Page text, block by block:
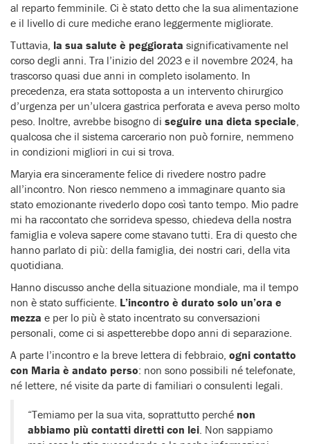
al reparto femminile. Ci è stato detto che la sua alimentazione
e il livello di cure mediche erano leggermente migliorate.
Tuttavia, la sua salute è peggiorata significativamente nel
corso degli anni. Tra l’inizio del 2023 e il novembre 2024, ha
trascorso quasi due anni in completo isolamento. In
precedenza, era stata sottoposta a un intervento chirurgico
d’urgenza per un’ulcera gastrica perforata e aveva perso molto
peso. Inoltre, avrebbe bisogno di seguire una dieta speciale,
qualcosa che il sistema carcerario non può fornire, nemmeno
in condizioni migliori in cui si trova.
Maryia era sinceramente felice di rivedere nostro padre
all’incontro. Non riesco nemmeno a immaginare quanto sia
stato emozionante rivederlo dopo così tanto tempo. Mio padre
mi ha raccontato che sorrideva spesso, chiedeva della nostra
famiglia e voleva sapere come stavano tutti. Era di questo che
hanno parlato di più: della famiglia, dei nostri cari, della vita
quotidiana.
Hanno discusso anche della situazione mondiale, ma il tempo
non è stato sufficiente. L’incontro è durato solo un’ora e
mezza e per lo più è stato incentrato su conversazioni
personali, come ci si aspetterebbe dopo anni di separazione.
A parte l’incontro e la breve lettera di febbraio, ogni contatto
con Maria è andato perso: non sono possibili né telefonate,
né lettere, né visite da parte di familiari o consulenti legali.
“Temiamo per la sua vita, soprattutto perché non
abbiamo più contatti diretti con lei. Non sappiamo